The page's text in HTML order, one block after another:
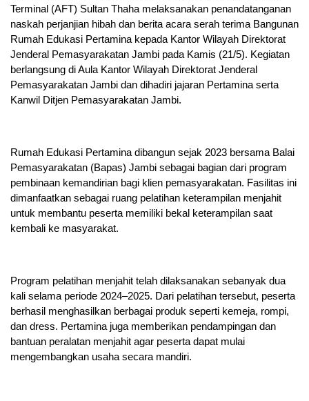
Terminal (AFT) Sultan Thaha melaksanakan penandatanganan
naskah perjanjian hibah dan berita acara serah terima Bangunan
Rumah Edukasi Pertamina kepada Kantor Wilayah Direktorat
Jenderal Pemasyarakatan Jambi pada Kamis (21/5). Kegiatan
berlangsung di Aula Kantor Wilayah Direktorat Jenderal
Pemasyarakatan Jambi dan dihadiri jajaran Pertamina serta
Kanwil Ditjen Pemasyarakatan Jambi.
Rumah Edukasi Pertamina dibangun sejak 2023 bersama Balai
Pemasyarakatan (Bapas) Jambi sebagai bagian dari program
pembinaan kemandirian bagi klien pemasyarakatan. Fasilitas ini
dimanfaatkan sebagai ruang pelatihan keterampilan menjahit
untuk membantu peserta memiliki bekal keterampilan saat
kembali ke masyarakat.
Program pelatihan menjahit telah dilaksanakan sebanyak dua
kali selama periode 2024–2025. Dari pelatihan tersebut, peserta
berhasil menghasilkan berbagai produk seperti kemeja, rompi,
dan dress. Pertamina juga memberikan pendampingan dan
bantuan peralatan menjahit agar peserta dapat mulai
mengembangkan usaha secara mandiri.